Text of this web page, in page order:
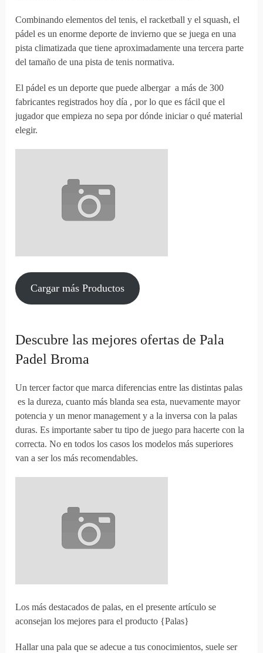
Combinando elementos del tenis, el racketball y el squash, el
pádel es un enorme deporte de invierno que se juega en una
pista climatizada que tiene aproximadamente una tercera parte
del tamaño de una pista de tenis normativa.
El pádel es un deporte que puede albergar a más de 300
fabricantes registrados hoy día , por lo que es fácil que el
jugador que empieza no sepa por dónde iniciar o qué material
elegir.
Cargar más Productos
Descubre las mejores ofertas de Pala
Padel Broma
Un tercer factor que marca diferencias entre las distintas palas
es la dureza, cuanto más blanda sea esta, nuevamente mayor
potencia y un menor management y a la inversa con la palas
duras. Es importante saber tu tipo de juego para hacerte con la
correcta. No en todos los casos los modelos más superiores
van a ser los más recomendables.
Los más destacados de palas, en el presente artículo se
aconsejan los mejores para el producto {Palas}
Hallar una pala que se adecue a tus conocimientos, suele ser